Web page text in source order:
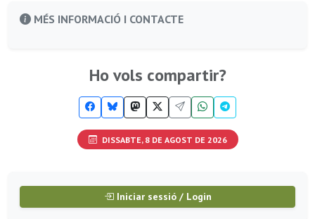
MÉS INFORMACIÓ I CONTACTE
Ho vols compartir?
DISSABTE, 8 DE AGOST DE 2026
Iniciar sessió / Login